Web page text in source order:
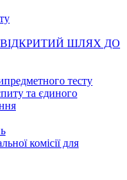
ШЛЯХ ДО
тесту
та єдиного
комісії для